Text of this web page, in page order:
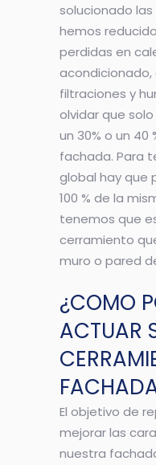
solucionado
hemos
perdidas en
acondicionado,
filtraciones y
olvidar que
un 30% o un 40
fachada. Para
global hay que
100 % de la
tenemos que
cerramiento
muro o pared
¿COMO
ACTUAR
El objetivo de
mejorar las
nuestra